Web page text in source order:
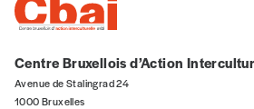
Centre Bruxellois d’Action
Avenue de Stalingrad 24
1000 Bruxelles